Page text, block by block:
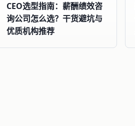
CEO选型指南：薪酬绩效咨
询公司怎么选？干货避坑与
优质机构推荐